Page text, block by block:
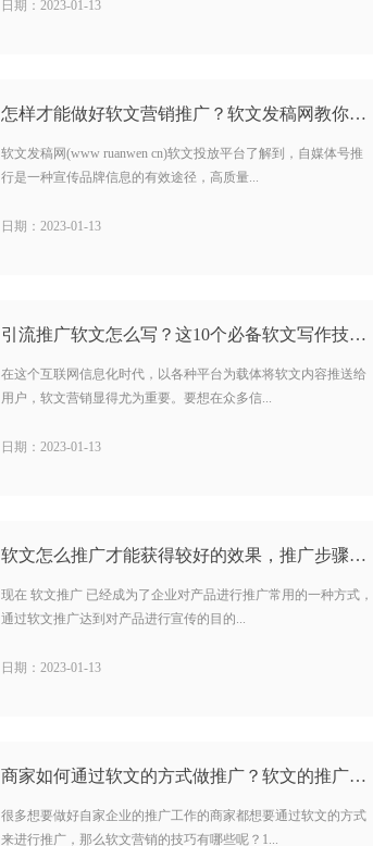
日期：2023-01-13
怎样才能做好软文营销推广？软文发稿网教你几招诀窍…
软文发稿网(www ruanwen cn)软文投放平台了解到，自媒体号推
行是一种宣传品牌信息的有效途径，高质量...
日期：2023-01-13
引流推广软文怎么写？这10个必备软文写作技巧你知道吗？…
在这个互联网信息化时代，以各种平台为载体将软文内容推送给
用户，软文营销显得尤为重要。要想在众多信...
日期：2023-01-13
软文怎么推广才能获得较好的效果，推广步骤是什么？…
现在 软文推广 已经成为了企业对产品进行推广常用的一种方式，
通过软文推广达到对产品进行宣传的目的...
日期：2023-01-13
商家如何通过软文的方式做推广？软文的推广技巧有哪些？…
很多想要做好自家企业的推广工作的商家都想要通过软文的方式
来进行推广，那么软文营销的技巧有哪些呢？1...